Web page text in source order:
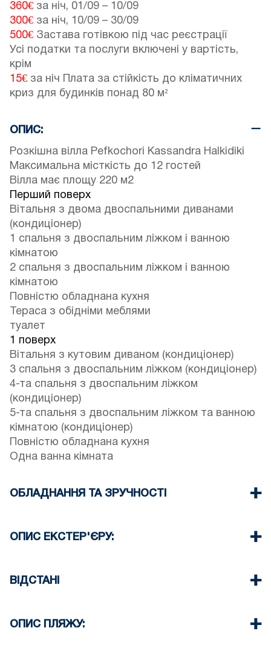
360€ за ніч, 01/09 – 10/09
300€ за ніч, 10/09 – 30/09
500€ Застава готівкою під час реєстрації
Усі податки та послуги включені у вартість,
крім
15€ за ніч Плата за стійкість до кліматичних
криз для будинків понад 80 м²
ОПИС:
Розкішна вілла Pefkochori Kassandra Halkidiki
Максимальна місткість до 12 гостей
Вілла має площу 220 м2
Перший поверх
Вітальня з двома двоспальними диванами
(кондиціонер)
1 спальня з двоспальним ліжком і ванною
кімнатою
2 спальня з двоспальним ліжком і ванною
кімнатою
Повністю обладнана кухня
Тераса з обідніми меблями
туалет
1 поверх
Вітальня з кутовим диваном (кондиціонер)
3 спальня з двоспальним ліжком (кондиціонер)
4-та спальня з двоспальним ліжком
(кондиціонер)
5-та спальня з двоспальним ліжком та ванною
кімнатою (кондиціонер)
Повністю обладнана кухня
Одна ванна кімната
ОБЛАДНАННЯ ТА ЗРУЧНОСТІ
Телевізор з пласким екраном
Пральна машина
Прибирання при виїзді
ОПИС ЕКСТЕР'ЄРУ:
Приватний сад з барбекю (за запитом)
Два паркомісця для гостей будинку
ВІДСТАНІ
Центр села 250 м
ОПИС ПЛЯЖУ: